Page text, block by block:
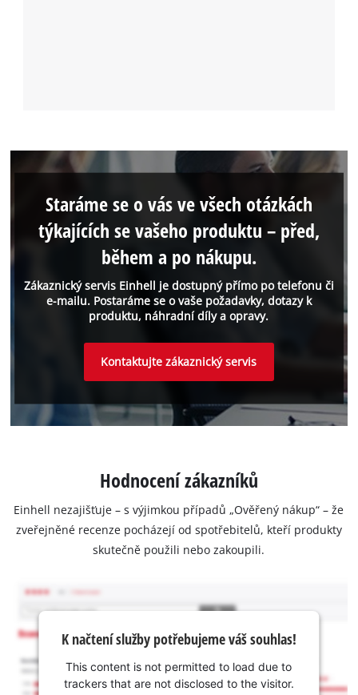
Zákaznický servis Einhell je dostupný přímo po telefonu či
e-mailu. Postaráme se o vaše požadavky, dotazy k
produktu, náhradní díly a opravy.
Staráme se o vás ve všech otázkách
týkajících se vašeho produktu – před,
během a po nákupu.
Kontaktujte zákaznický servis
Hodnocení zákazníků
Einhell nezajišťuje – s výjimkou případů „Ověřený nákup“ – že
zveřejněné recenze pocházejí od spotřebitelů, kteří produkty
skutečně použili nebo zakoupili.
K načtení služby potřebujeme váš souhlas!
This content is not permitted to load due to
trackers that are not disclosed to the visitor.